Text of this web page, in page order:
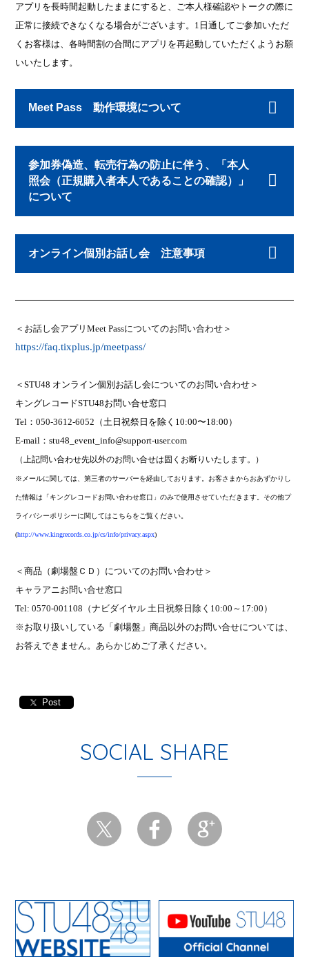
アプリを長時間起動したままにすると、ご本人様確認やトークの際に
正常に接続できなくなる場合がございます。 1 日通してご参加いただ
くお客様は、各時間割の合間にアプリを再起動していただくようお願
いいたします。
Meet Pass 動作環境について
参加券偽造、転売行為の防止に伴う、「本人
照会（正規購入者本人であることの確認）」
について
オンライン個別お話し会 注意事項
＜お話し会アプリMeet Passについてのお問い合わせ＞
https://faq.tixplus.jp/meetpass/
＜STU48 オンライン個別お話し会についてのお問い合わせ＞
キングレコードSTU48お問い合せ窓口
Tel ：050-3612-6052 （土日祝祭日を除く 10:00〜18:00 ）
E-mail ：stu48_event_info@support-user.com
（上記問い合わせ先以外のお問い合せは固くお断りいたします。）
※メールに関しては、第三者のサーバーを経由しております。お客さまからおあずかりし
た情報は「キングレコードお問い合わせ窓口」のみで使用させていただきます。その他プ
ライバシーポリシーに関してはこちらをご覧ください。
(http://www.kingrecords.co.jp/cs/info/privacy.aspx)
＜商品（劇場盤ＣＤ）についてのお問い合わせ＞
キャラアニお問い合せ窓口
Tel: 0570-001108 （ナビダイヤル 土日祝祭日除く 10:00 ～ 17:00 ）
※お取り扱いしている「劇場盤」商品以外のお問い合せについては、
お答えできません。あらかじめご了承ください。
Post
SOCIAL SHARE